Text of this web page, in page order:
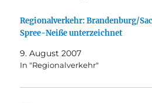
Regionalverkehr: Brandenburg/
Spree-Neiße unterzeichnet
9. August 2007
In "Regionalverkehr"